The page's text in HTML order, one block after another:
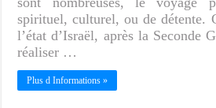
spirituel, culturel, ou de détente.
l’état d’Israël, après la Seconde
réaliser …
Plus d Informations »